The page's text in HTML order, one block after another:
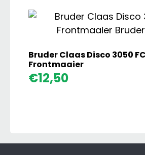
Bruder Claas Disco 3050 FC
Frontmaaier
€12,50